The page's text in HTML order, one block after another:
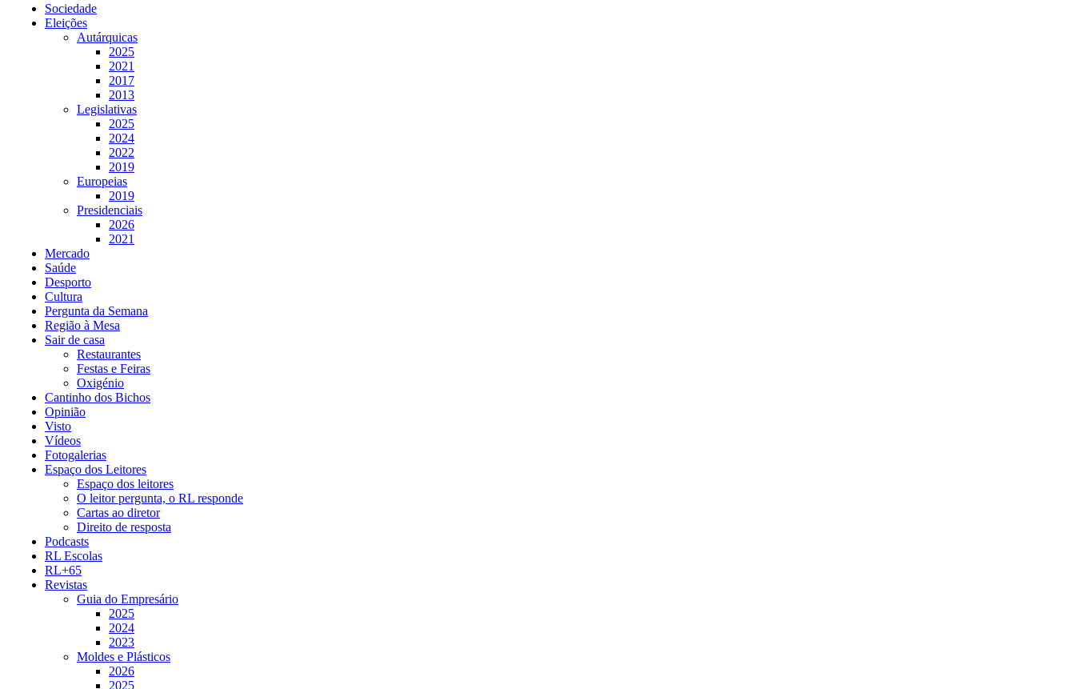
Sociedade
Eleições
Autárquicas
2025
2021
2017
2013
Legislativas
2025
2024
2022
2019
Europeias
2019
Presidenciais
2026
2021
Mercado
Saúde
Desporto
Cultura
Pergunta da Semana
Região à Mesa
Sair de casa
Restaurantes
Festas e Feiras
Oxigénio
Cantinho dos Bichos
Opinião
Visto
Vídeos
Fotogalerias
Espaço dos Leitores
Espaço dos leitores
O leitor pergunta, o RL responde
Cartas ao diretor
Direito de resposta
Podcasts
RL Escolas
RL+65
Revistas
Guia do Empresário
2025
2024
2023
Moldes e Plásticos
2026
2025